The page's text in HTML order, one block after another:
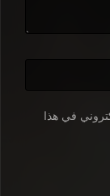
في هذا